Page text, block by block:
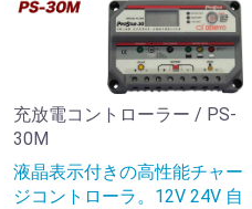
充放電コントローラー / PS-
30M
液晶表示付きの高性能チャー
ジコントローラ。12V 24V 自